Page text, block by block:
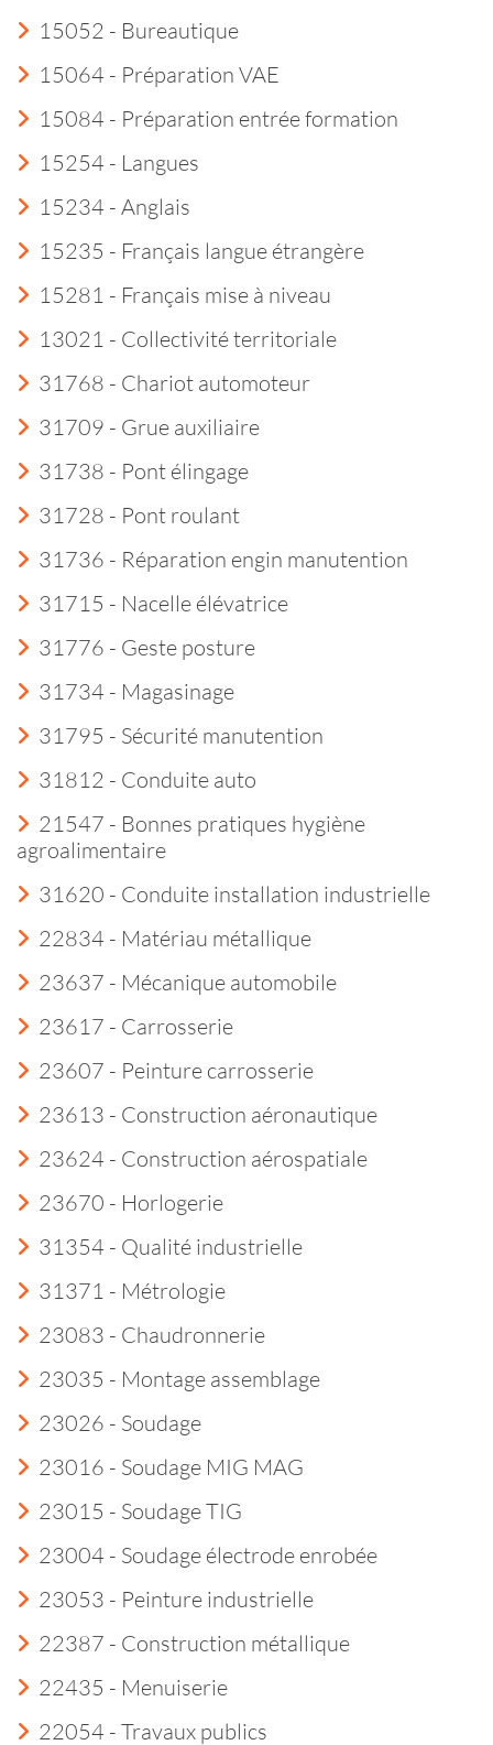
15052 - Bureautique
15064 - Préparation VAE
15084 - Préparation entrée formation
15254 - Langues
15234 - Anglais
15235 - Français langue étrangère
15281 - Français mise à niveau
13021 - Collectivité territoriale
31768 - Chariot automoteur
31709 - Grue auxiliaire
31738 - Pont élingage
31728 - Pont roulant
31736 - Réparation engin manutention
31715 - Nacelle élévatrice
31776 - Geste posture
31734 - Magasinage
31795 - Sécurité manutention
31812 - Conduite auto
21547 - Bonnes pratiques hygiène
agroalimentaire
31620 - Conduite installation industrielle
22834 - Matériau métallique
23637 - Mécanique automobile
23617 - Carrosserie
23607 - Peinture carrosserie
23613 - Construction aéronautique
23624 - Construction aérospatiale
23670 - Horlogerie
31354 - Qualité industrielle
31371 - Métrologie
23083 - Chaudronnerie
23035 - Montage assemblage
23026 - Soudage
23016 - Soudage MIG MAG
23015 - Soudage TIG
23004 - Soudage électrode enrobée
23053 - Peinture industrielle
22387 - Construction métallique
22435 - Menuiserie
22054 - Travaux publics